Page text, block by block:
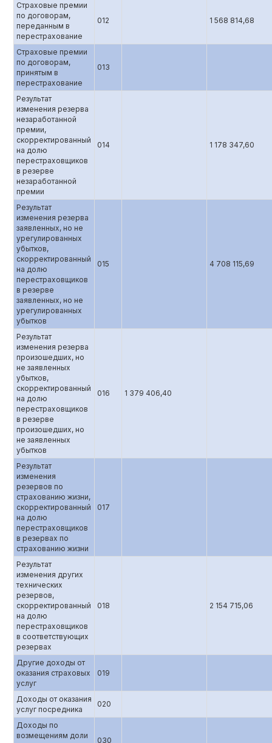
Страховые премии
по договорам,
переданным в
перестрахование
012 1 568 814,68
Страховые премии
по договорам,
принятым в
перестрахование
013
Результат
изменения резерва
незаработанной
премии,
скорректированный
на долю
перестраховщиков
в резерве
незаработанной
премии
014 1 178 347,60
Результат
изменения резерва
заявленных, но не
урегулированных
убытков,
скорректированный
на долю
перестраховщиков
в резерве
заявленных, но не
урегулированных
убытков
015 4 708 115,69
Результат
изменения резерва
произошедших, но
не заявленных
убытков,
скорректированный
на долю
перестраховщиков
в резерве
произошедших, но
не заявленных
убытков
016 1 379 406,40
Результат
изменения
резервов по
страхованию жизни,
скорректированный
на долю
перестраховщиков
в резервах по
страхованию жизни
017
Результат
изменения других
технических
резервов,
скорректированный
на долю
перестраховщиков
в соответствующих
резервах
018 2 154 715,06
Другие доходы от
оказания страховых
услуг
019
Доходы от оказания
услуг посредника
020
Доходы по
возмещениям доли
030